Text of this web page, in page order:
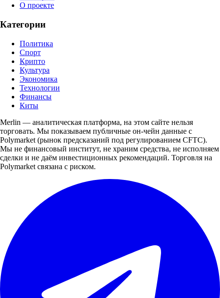
О проекте
Категории
Политика
Спорт
Крипто
Культура
Экономика
Технологии
Финансы
Киты
Merlin — аналитическая платформа, на этом сайте нельзя
торговать. Мы показываем публичные он-чейн данные с
Polymarket (рынок предсказаний под регулированием CFTC).
Мы не финансовый институт, не храним средства, не исполняем
сделки и не даём инвестиционных рекомендаций. Торговля на
Polymarket связана с риском.